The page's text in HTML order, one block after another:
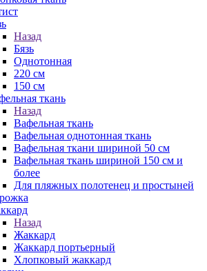
Назад
Бязь
Однотонная
220 см
150 см
ткань
Назад
Вафельная ткань
Вафельная однотонная ткань
Вафельная ткани шириной 50 см
Вафельная ткань шириной 150 см и
более
Для пляжных полотенец и простыней
Назад
Жаккард
Жаккард портьерный
Хлопковый жаккард